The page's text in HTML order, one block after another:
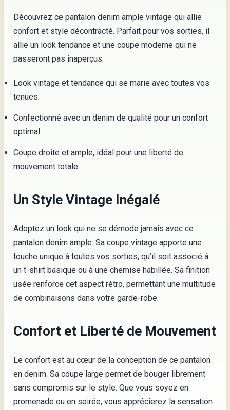
Découvrez ce pantalon denim ample vintage qui allie
confort et style décontracté. Parfait pour vos sorties, il
allie un look tendance et une coupe moderne qui ne
passeront pas inaperçus.
Look vintage et tendance qui se marie avec toutes vos
tenues.
Confectionné avec un denim de qualité pour un confort
optimal.
Coupe droite et ample, idéal pour une liberté de
mouvement totale.
Un Style Vintage Inégalé
Adoptez un look qui ne se démode jamais avec ce
pantalon denim ample. Sa coupe vintage apporte une
touche unique à toutes vos sorties, qu’il soit associé à
un t-shirt basique ou à une chemise habillée. Sa finition
usée renforce cet aspect rétro, permettant une multitude
de combinaisons dans votre garde-robe.
Confort et Liberté de Mouvement
Le confort est au cœur de la conception de ce pantalon
en denim. Sa coupe large permet de bouger librement
sans compromis sur le style. Que vous soyez en
promenade ou en soirée, vous apprécierez la sensation